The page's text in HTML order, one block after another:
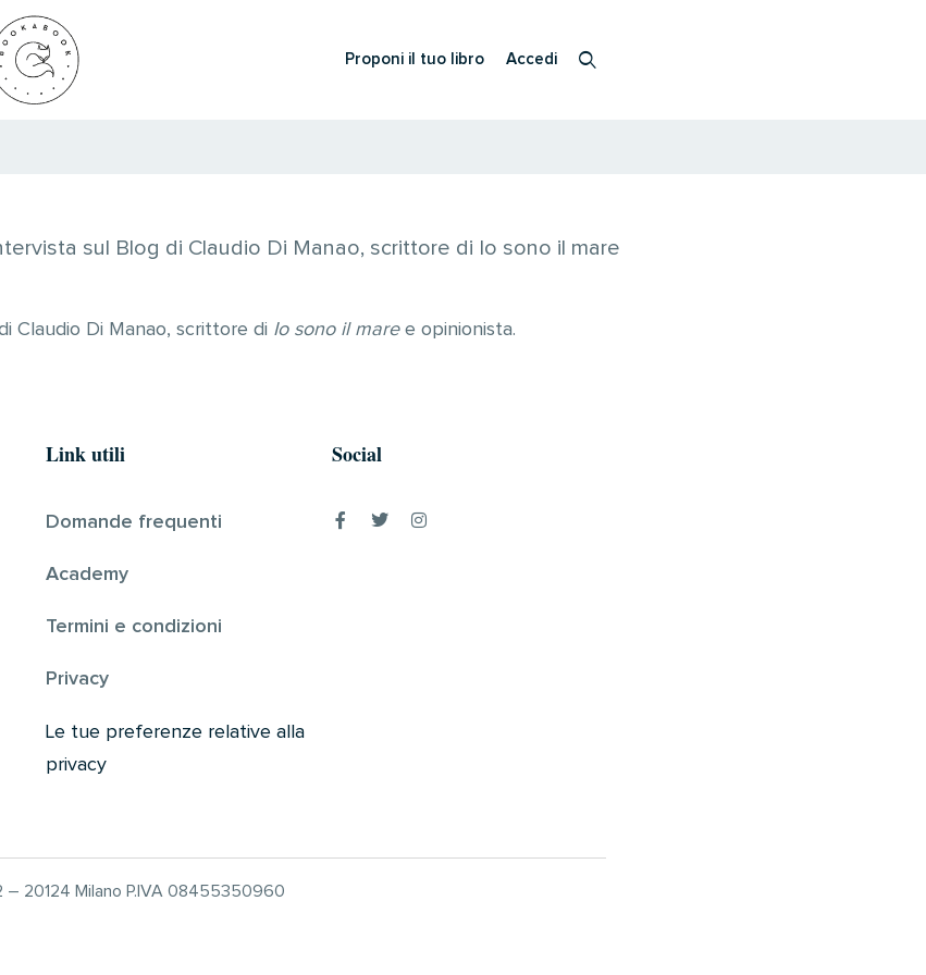
Proponi il tuo libro Accedi
sul Blog di Claudio Di Manao, scrittore di Io sono il mare
Claudio Di Manao, scrittore di Io sono il maree opinionista.
Link utili
Domande frequenti
Academy
Termini e condizioni
Privacy
Le tue preferenze relative alla
privacy
Social
– 20124 Milano P.IVA 08455350960